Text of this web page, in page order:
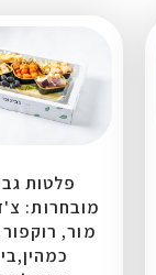
פלטות
מובחרות:
מור,